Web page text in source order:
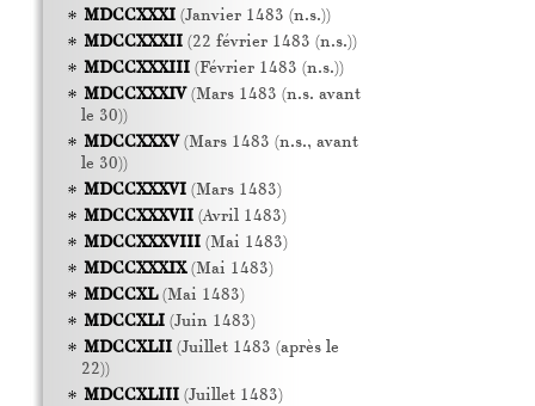
MDCCXXXI(Janvier 1483 (n.s.))
MDCCXXXII(22 février 1483 (n.s.))
MDCCXXXIII(Février 1483 (n.s.))
MDCCXXXIV(Mars 1483 (n.s. avant
le 30))
MDCCXXXV(Mars 1483 (n.s., avant
le 30))
MDCCXXXVI(Mars 1483)
MDCCXXXVII(Avril 1483)
MDCCXXXVIII(Mai 1483)
MDCCXXXIX(Mai 1483)
MDCCXL(Mai 1483)
MDCCXLI(Juin 1483)
MDCCXLII(Juillet 1483 (après le
22))
MDCCXLIII(Juillet 1483)